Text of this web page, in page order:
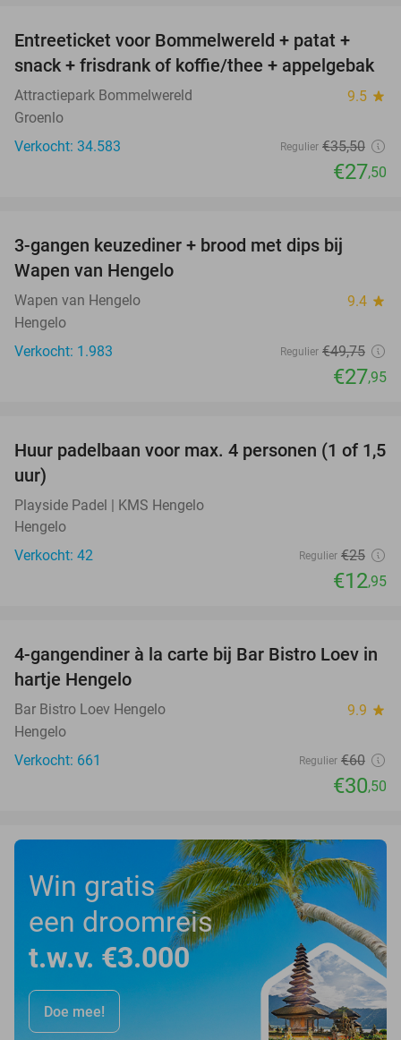
23%
Entreeticket voor Bommelwereld + patat +
snack + frisdrank of koffie/thee + appelgebak
Attractiepark Bommelwereld 9.5 star
Groenlo
Verkocht: 34.583
Regulier €35,50
€27,50
3-gangen keuzediner + brood met dips bij
Wapen van Hengelo
Wapen van Hengelo 9.4 star
Hengelo
Verkocht: 1.983
Regulier €49,75
€27,95
48%
Huur padelbaan voor max. 4 personen (1 of 1,5
uur)
Playside Padel | KMS Hengelo
Hengelo
Verkocht: 42
Regulier €25
€12,95
49%
4-gangendiner à la carte bij Bar Bistro Loev in
hartje Hengelo
Bar Bistro Loev Hengelo 9.9 star
Hengelo
Verkocht: 661
Regulier €60
€30,50
Win gratis
een droomreis
t.w.v. €3.000
Doe mee!